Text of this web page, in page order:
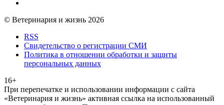
© Ветеринария и жизнь 2026
RSS
Свидетельство о регистрации СМИ
Политика в отношении обработки и защиты
персональных данных
16+
При перепечатке и использовании информации с сайта
«Ветеринария и жизнь» активная ссылка на использованный